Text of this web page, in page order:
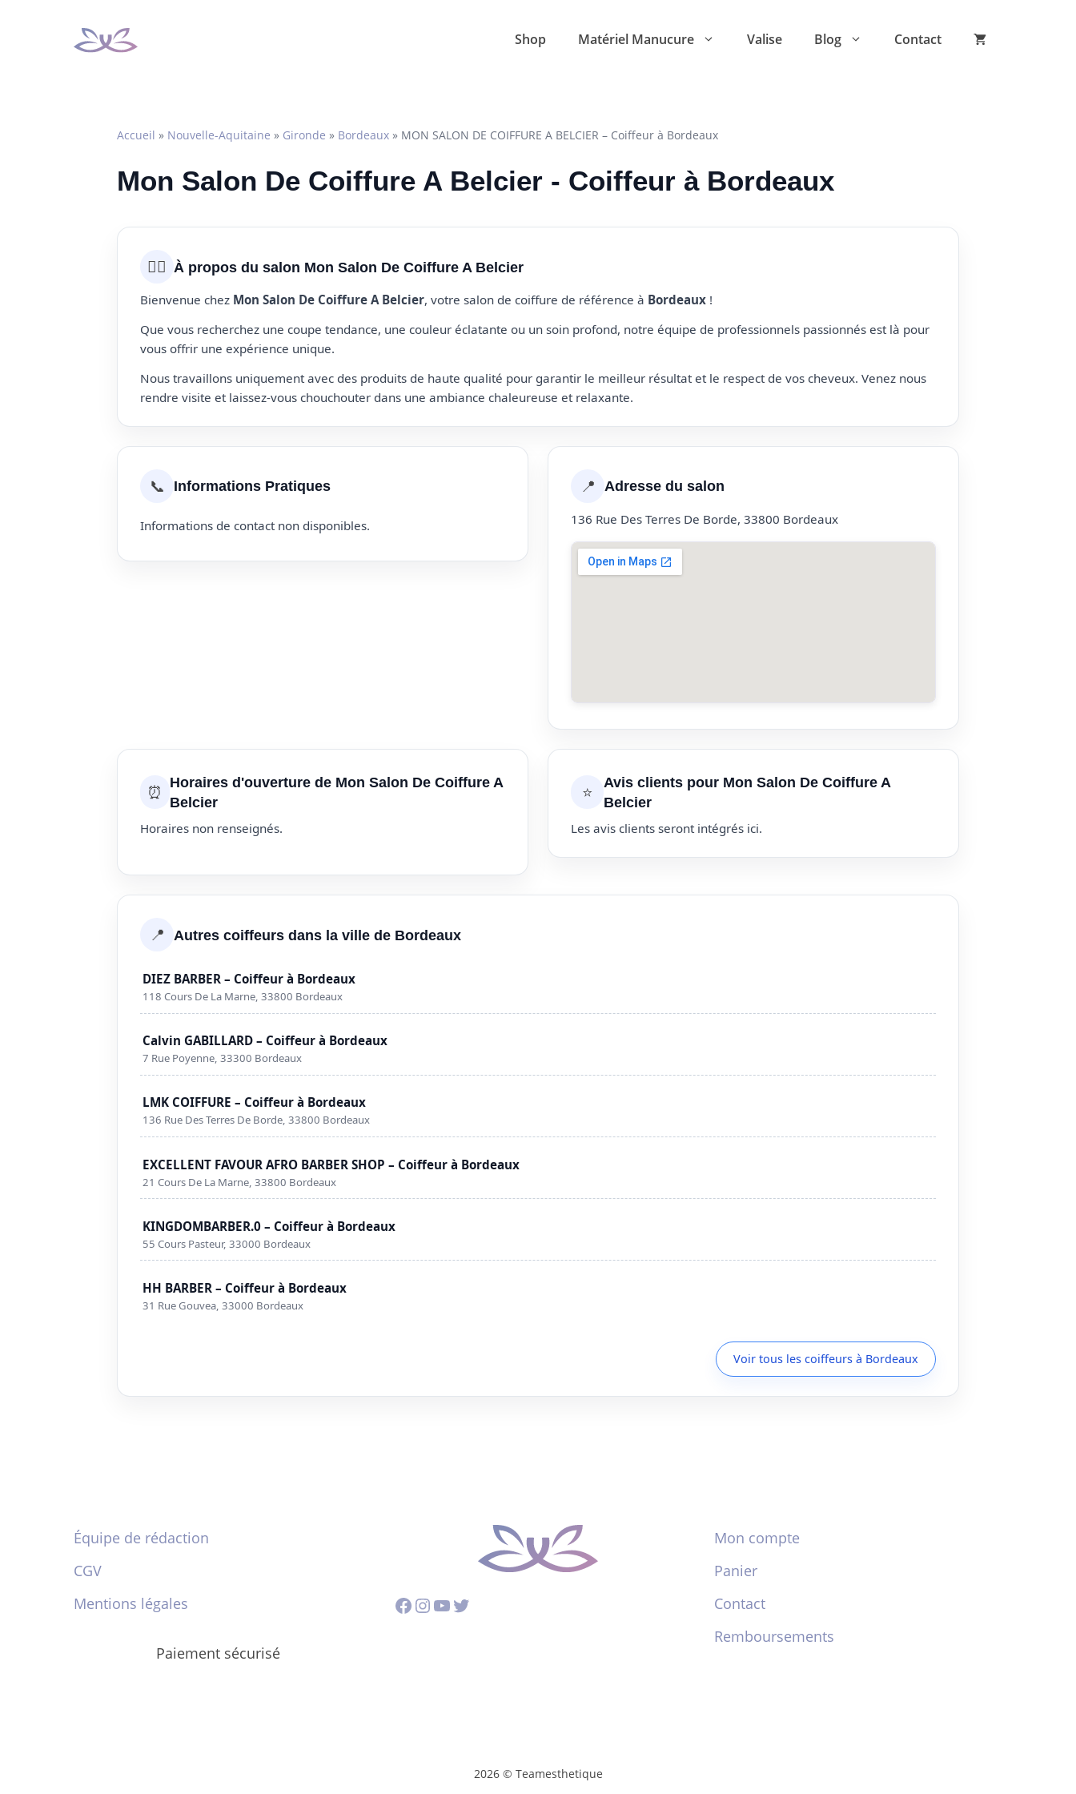
Shop Matériel Manucure Valise Blog Contact
Accueil » Nouvelle-Aquitaine » Gironde » Bordeaux » MON SALON DE COIFFURE A BELCIER – Coiffeur à Bordeaux
Mon Salon De Coiffure A Belcier - Coiffeur à Bordeaux
💇‍♀️ À propos du salon Mon Salon De Coiffure A Belcier
Bienvenue chez Mon Salon De Coiffure A Belcier, votre salon de coiffure de référence à Bordeaux !
Que vous recherchez une coupe tendance, une couleur éclatante ou un soin profond, notre équipe de professionnels passionnés est là pour
vous offrir une expérience unique.
Nous travaillons uniquement avec des produits de haute qualité pour garantir le meilleur résultat et le respect de vos cheveux. Venez nous
rendre visite et laissez-vous chouchouter dans une ambiance chaleureuse et relaxante.
📞 Informations Pratiques
Informations de contact non disponibles.
📍 Adresse du salon
136 Rue Des Terres De Borde, 33800 Bordeaux
⏰
Horaires d'ouverture de Mon Salon De Coiffure A
Belcier
Horaires non renseignés.
⭐
Avis clients pour Mon Salon De Coiffure A
Belcier
Les avis clients seront intégrés ici.
📍 Autres coiffeurs dans la ville de Bordeaux
DIEZ BARBER – Coiffeur à Bordeaux
118 Cours De La Marne, 33800 Bordeaux
Calvin GABILLARD – Coiffeur à Bordeaux
7 Rue Poyenne, 33300 Bordeaux
LMK COIFFURE – Coiffeur à Bordeaux
136 Rue Des Terres De Borde, 33800 Bordeaux
EXCELLENT FAVOUR AFRO BARBER SHOP – Coiffeur à Bordeaux
21 Cours De La Marne, 33800 Bordeaux
KINGDOMBARBER.0 – Coiffeur à Bordeaux
55 Cours Pasteur, 33000 Bordeaux
HH BARBER – Coiffeur à Bordeaux
31 Rue Gouvea, 33000 Bordeaux
Voir tous les coiffeurs à Bordeaux
Équipe de rédaction
CGV
Mentions légales
Paiement sécurisé
Facebook
Instagram
YouTube
Twitter
Mon compte
Panier
Contact
Remboursements
2026 © Teamesthetique